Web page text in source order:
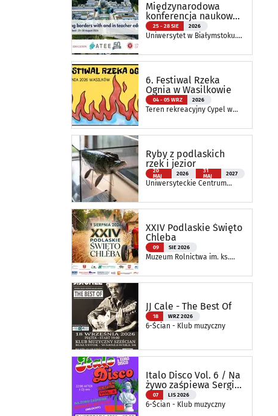
Międzynarodowa
konferencja naukowa
ATEE Annual
Conference 2026
25 - 28 SIE 2026
Uniwersytet w Białymstoku.
6. Festiwal Rzeka
Ognia w Wasilkowie
04 - 05 WRZ 2026
Teren rekreacyjny Cypel w
Ryby z podlaskich
rzek i jezior
20
MAJ
2026
31
MAJ
2027
Uniwersyteckie Centrum
Andrzeja Myrchy
XXIV Podlaskie Święto
Chleba
09 SIE 2026
Muzeum Rolnictwa im. ks.
Ciechanowcu
JJ Cale - The Best Of
18 WRZ 2026
6-Ścian - Klub muzyczny
Italo Disco Vol. 6 / Na
żywo zaśpiewa Sergio
Bettas
07 LIS 2026
6-Ścian - Klub muzyczny